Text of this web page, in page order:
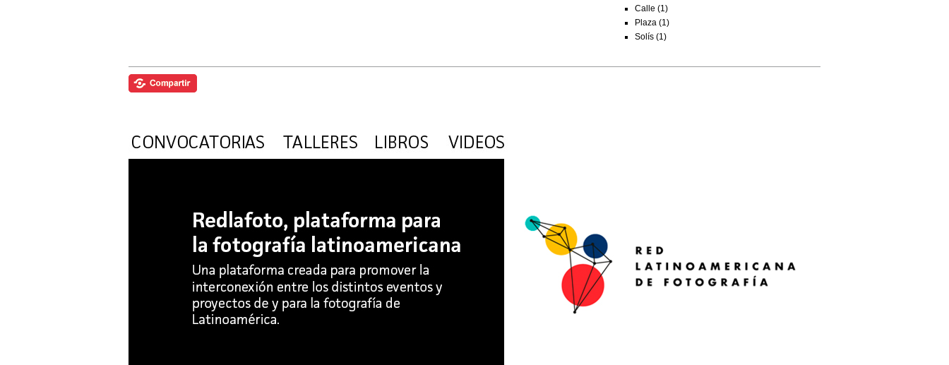
Calle (1)
Plaza (1)
Solís (1)